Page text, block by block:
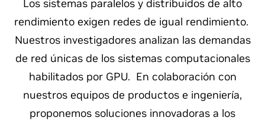
Los sistemas paralelos y distribuidos de alto
rendimiento exigen redes de igual rendimiento.
Nuestros investigadores analizan las demandas
de red únicas de los sistemas computacionales
habilitados por GPU. En colaboración con
nuestros equipos de productos e ingeniería,
proponemos soluciones innovadoras a los